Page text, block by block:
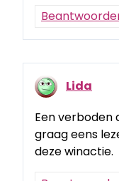
Lida
Een verboden
graag eens
deze winactie.